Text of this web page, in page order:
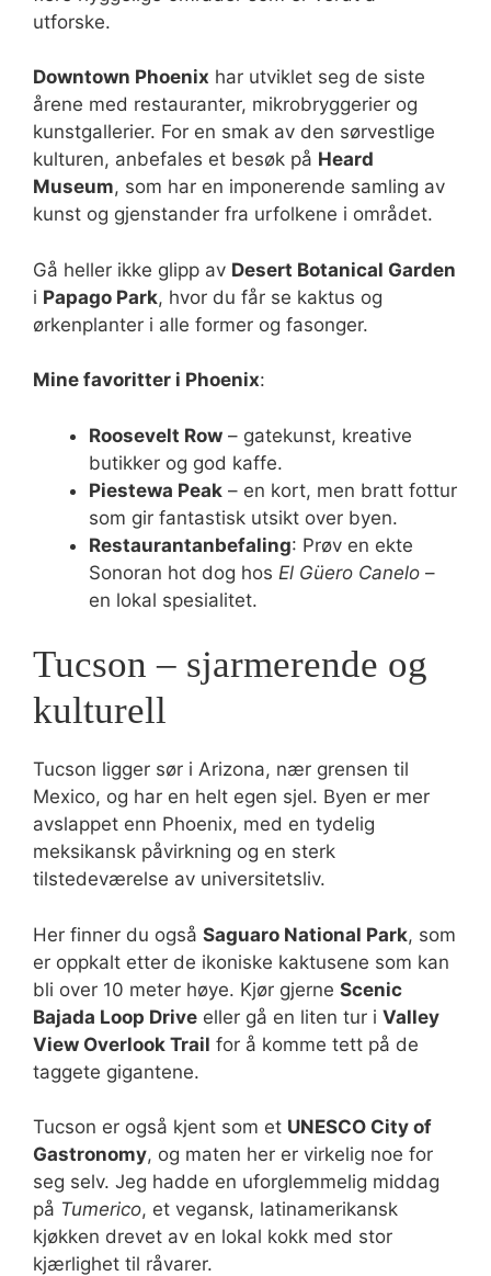
utforske.
Downtown Phoenix har utviklet seg de siste
årene med restauranter, mikrobryggerier og
kunstgallerier. For en smak av den sørvestlige
kulturen, anbefales et besøk på Heard
Museum, som har en imponerende samling av
kunst og gjenstander fra urfolkene i området.
Gå heller ikke glipp av Desert Botanical Garden
i Papago Park, hvor du får se kaktus og
ørkenplanter i alle former og fasonger.
Mine favoritter i Phoenix:
Roosevelt Row – gatekunst, kreative
butikker og god kaffe.
Piestewa Peak – en kort, men bratt fottur
som gir fantastisk utsikt over byen.
Restaurantanbefaling: Prøv en ekte
Sonoran hot dog hos El Güero Canelo –
en lokal spesialitet.
Tucson – sjarmerende og
kulturell
Tucson ligger sør i Arizona, nær grensen til
Mexico, og har en helt egen sjel. Byen er mer
avslappet enn Phoenix, med en tydelig
meksikansk påvirkning og en sterk
tilstedeværelse av universitetsliv.
Her finner du også Saguaro National Park, som
er oppkalt etter de ikoniske kaktusene som kan
bli over 10 meter høye. Kjør gjerne Scenic
Bajada Loop Drive eller gå en liten tur i Valley
View Overlook Trail for å komme tett på de
taggete gigantene.
Tucson er også kjent som et UNESCO City of
Gastronomy, og maten her er virkelig noe for
seg selv. Jeg hadde en uforglemmelig middag
på Tumerico, et vegansk, latinamerikansk
kjøkken drevet av en lokal kokk med stor
kjærlighet til råvarer.